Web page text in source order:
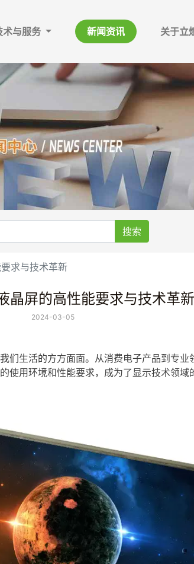
术与服务 新闻资讯 关于立
搜索
求与技术革新
晶屏的高性能要求与技术革新
2024-03-05
生活的方方面面。从消费电子产品到专业
使用环境和性能要求，成为了显示技术领域